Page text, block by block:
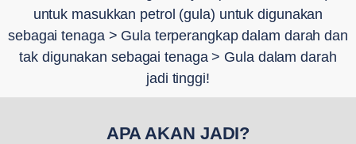
untuk masukkan petrol (gula) untuk digunakan
sebagai tenaga > Gula terperangkap dalam darah dan
tak digunakan sebagai tenaga > Gula dalam darah
jadi tinggi!
APA AKAN JADI?